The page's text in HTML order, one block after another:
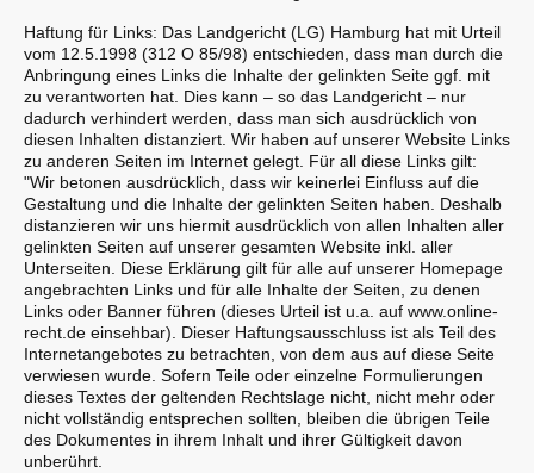
Haftung für Links: Das Landgericht (LG) Hamburg hat mit Urteil
vom 12.5.1998 (312 O 85/98) entschieden, dass man durch die
Anbringung eines Links die Inhalte der gelinkten Seite ggf. mit
zu verantworten hat. Dies kann – so das Landgericht – nur
dadurch verhindert werden, dass man sich ausdrücklich von
diesen Inhalten distanziert. Wir haben auf unserer Website Links
zu anderen Seiten im Internet gelegt. Für all diese Links gilt:
"Wir betonen ausdrücklich, dass wir keinerlei Einfluss auf die
Gestaltung und die Inhalte der gelinkten Seiten haben. Deshalb
distanzieren wir uns hiermit ausdrücklich von allen Inhalten aller
gelinkten Seiten auf unserer gesamten Website inkl. aller
Unterseiten. Diese Erklärung gilt für alle auf unserer Homepage
angebrachten Links und für alle Inhalte der Seiten, zu denen
Links oder Banner führen (dieses Urteil ist u.a. auf www.online-
recht.de einsehbar). Dieser Haftungsausschluss ist als Teil des
Internetangebotes zu betrachten, von dem aus auf diese Seite
verwiesen wurde. Sofern Teile oder einzelne Formulierungen
dieses Textes der geltenden Rechtslage nicht, nicht mehr oder
nicht vollständig entsprechen sollten, bleiben die übrigen Teile
des Dokumentes in ihrem Inhalt und ihrer Gültigkeit davon
unberührt.